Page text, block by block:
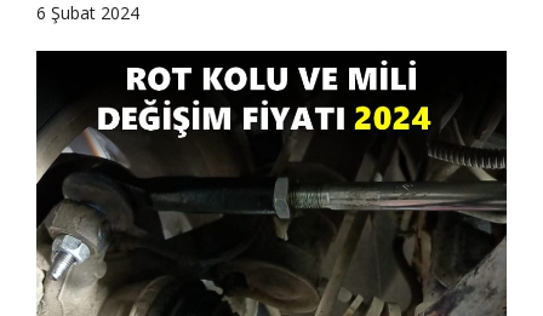
6 Şubat 2024